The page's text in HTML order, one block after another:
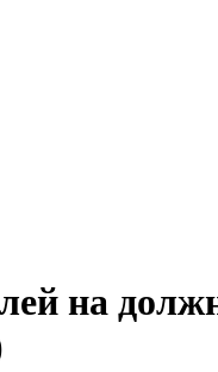
на